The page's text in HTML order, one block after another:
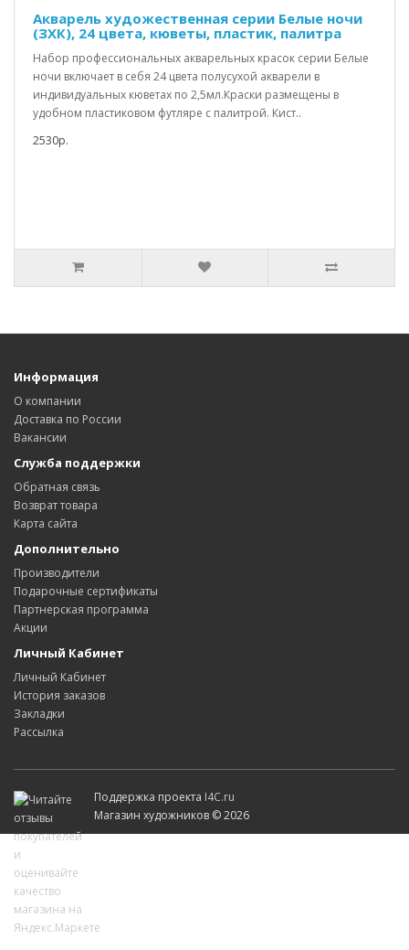
Акварель художественная серии Белые ночи
(ЗХК), 24 цвета, кюветы, пластик, палитра
Набор профессиональных акварельных красок серии Белые
ночи включает в себя 24 цвета полусухой акварели в
индивидуальных кюветах по 2,5мл.Краски размещены в
удобном пластиковом футляре с палитрой. Кист..
2530р.
Информация
О компании
Доставка по России
Вакансии
Служба поддержки
Обратная связь
Возврат товара
Карта сайта
Дополнительно
Производители
Подарочные сертификаты
Партнерская программа
Акции
Личный Кабинет
Личный Кабинет
История заказов
Закладки
Рассылка
Поддержка проекта I4C.ru
Магазин художников © 2026